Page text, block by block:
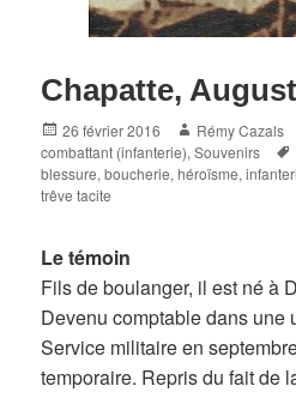
Chapatte,
Posted
on
26 février 2016 Author
Rémy Cazals
combattant (infanterie),Souvenirs
blessure,boucherie,héroïsme,
trêve tacite
Le témoin
Fils de boulanger, il est né à
Devenu comptable dans une
Service militaire en
temporaire. Repris du fait de